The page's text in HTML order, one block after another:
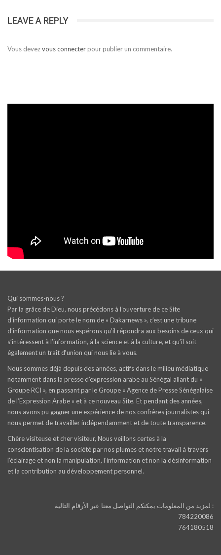
LEAVE A REPLY
Vous devezvous connecterpour publier un commentaire.
Qui sommes-nous ?
Par la grâce de Dieu, nous précédons à l’ouverture de ce Site
d’information qui porte le nom de « Dakarnews », c’est une tribune
d’information que nous espérons qu’il répondra aux besoins de ceux qui
s’intéressent à l’information, à la science et à la culture, et qu’il soit
également un trait d‘union qui nous lie à vous.
Nous sommes déjà depuis des années, actifs dans le milieu médiatique
notamment dans la presse d’expression arabe au Sénégal allant du «
Groupe RCI », en passant par le Groupe « Agence de Presse Sénégalaise
de l’Expression Arabe » et à ce nouveau Site. Et pendant des années,
nous avons pu gagner une expérience de nos confrères journalistes qui
nous permet de travailler indépendamment et de toute transparence.
Chère visiteuse et cher visiteur, Nous veillons certes à la
conscientisation de la société par nos plumes et notre travail à travers
l’éclairage et non la manipulation, l’information et non la désinformation
et la contribution au développement personnel.
لمزيد من المعلومات يمكنكم التواصل معنا عبر الأرقام التالية :
784220086
764180518